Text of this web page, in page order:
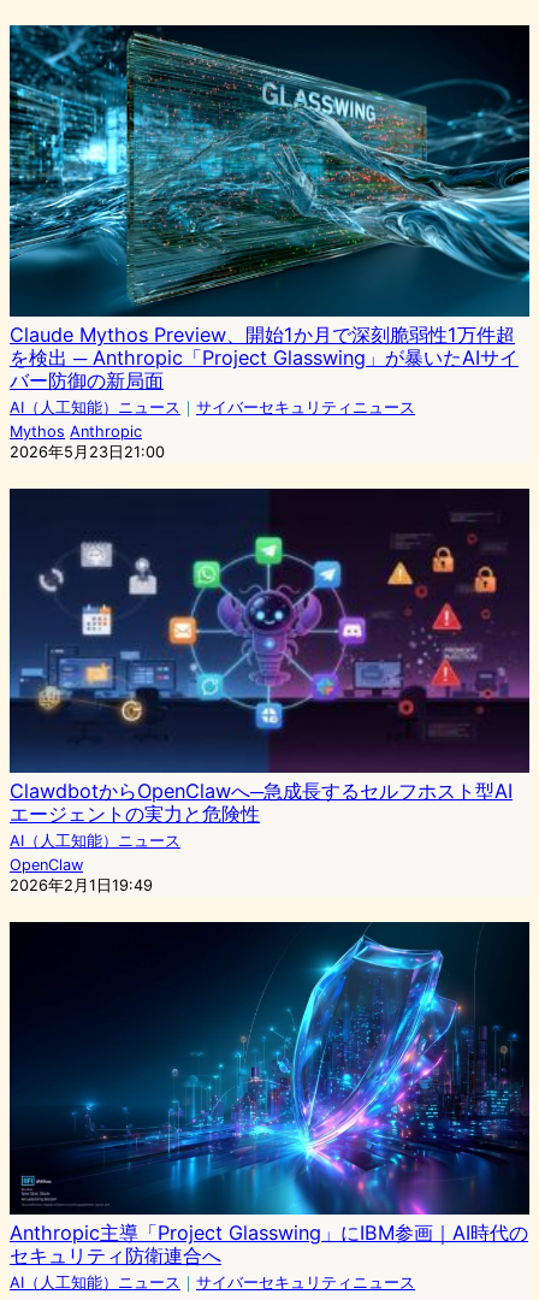
Claude Mythos Preview、開始1か月で深刻脆弱性1万件超
を検出 ─ Anthropic「Project Glasswing」が暴いたAIサイ
バー防御の新局面
AI（人工知能）ニュース ｜ サイバーセキュリティニュース
Mythos Anthropic
2026年5月23日21:00
ClawdbotからOpenClawへ─急成長するセルフホスト型AI
エージェントの実力と危険性
AI（人工知能）ニュース
OpenClaw
2026年2月1日19:49
Anthropic主導「Project Glasswing」にIBM参画｜AI時代の
セキュリティ防衛連合へ
AI（人工知能）ニュース ｜ サイバーセキュリティニュース